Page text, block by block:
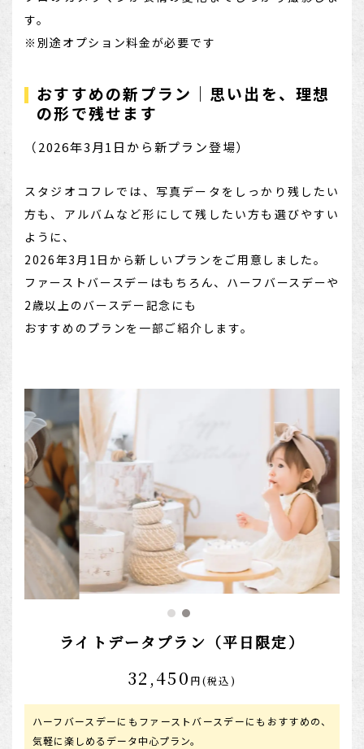
す。
※別途オプション料金が必要です
おすすめの新プラン｜思い出を、理想
の形で残せます
（2026年3月1日から新プラン登場）
スタジオコフレでは、写真データをしっかり残したい
方も、アルバムなど形にして残したい方も選びやすい
ように、
2026年3月1日から新しいプランをご用意しました。
ファーストバースデーはもちろん、ハーフバースデーや
2歳以上のバースデー記念にも
おすすめのプランを一部ご紹介します。
ライトデータプラン（平日限定）
32,450 円(税込)
ハーフバースデーにもファーストバースデーにもおすすめの、
気軽に楽しめるデータ中心プラン。